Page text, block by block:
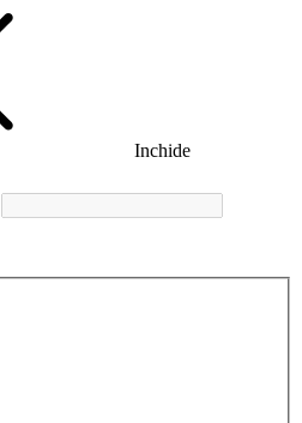
Inchide